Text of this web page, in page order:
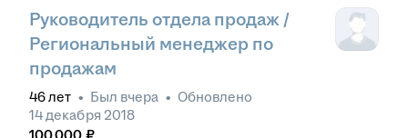
Руководитель отдела продаж /
Региональный менеджер по
продажам
46лет • Был вчера • Обновлено
14 декабря 2018